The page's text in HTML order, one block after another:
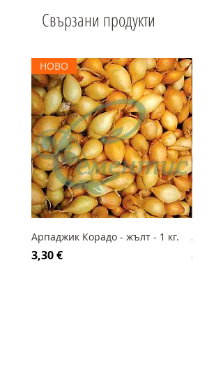
Свързани продукти
НОВО
Арпаджик Корадо - жълт - 1 кг.
Цена
3,30 € Цена
3,00 €